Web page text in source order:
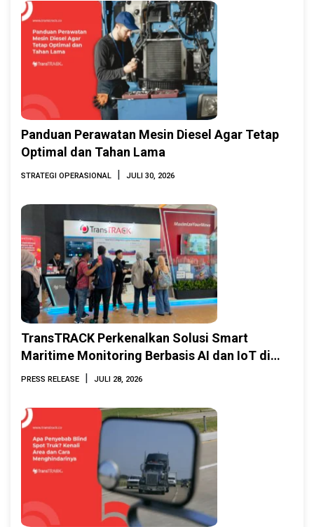
Panduan Perawatan Mesin Diesel Agar Tetap
Optimal dan Tahan Lama
STRATEGI OPERASIONAL | JULI 30, 2026
TransTRACK Perkenalkan Solusi Smart
Maritime Monitoring Berbasis AI dan IoT di
INAMARINE 2026
PRESS RELEASE | JULI 28, 2026